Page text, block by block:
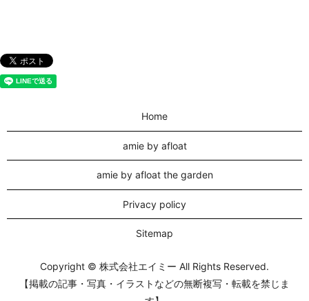
Home
amie by afloat
amie by afloat the garden
Privacy policy
Sitemap
Copyright © 株式会社エイミー All Rights Reserved.
【掲載の記事・写真・イラストなどの無断複写・転載を禁じま